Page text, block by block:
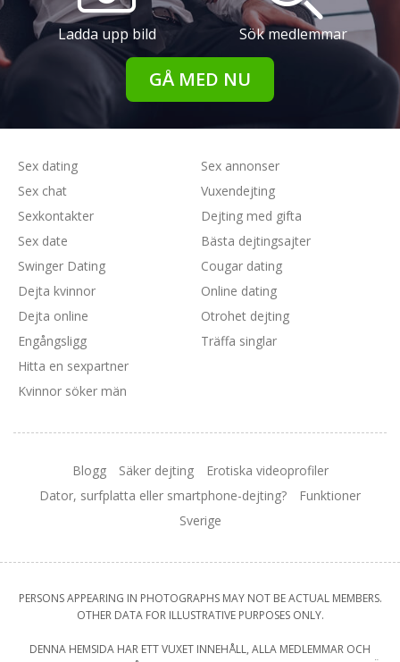
Ladda upp bild Sök medlemmar
GÅ MED NU
Sex dating
Sex chat
Sexkontakter
Sex date
Swinger Dating
Sex annonser
Vuxendejting
Dejting med gifta
Bästa dejtingsajter
Cougar dating
Dejta kvinnor
Dejta online
Engångsligg
Hitta en sexpartner
Kvinnor söker män
Online dating
Otrohet dejting
Träffa singlar
Blogg Säker dejting
Erotiska videoprofiler
Dator, surfplatta eller smartphone-dejting?
Funktioner
Sverige
PERSONS APPEARING IN PHOTOGRAPHS MAY NOT BE ACTUAL MEMBERS.
OTHER DATA FOR ILLUSTRATIVE PURPOSES ONLY.
DENNA HEMSIDA HAR ETT VUXET INNEHÅLL, ALLA MEDLEMMAR OCH